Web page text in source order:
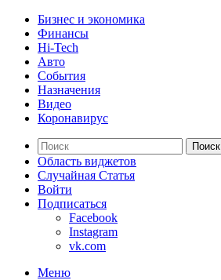
Бизнес и экономика
Финансы
Hi-Tech
Авто
События
Назначения
Видео
Коронавирус
Поиск
Область виджетов
Случайная Статья
Войти
Подписаться
Facebook
Instagram
vk.com
Меню